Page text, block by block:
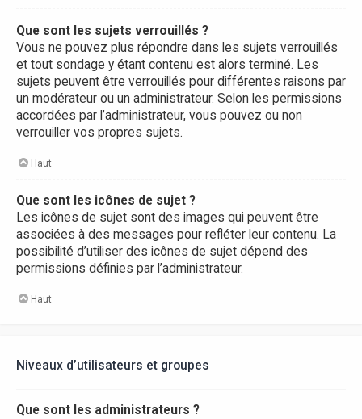
Que sont les sujets verrouillés ?
Vous ne pouvez plus répondre dans les sujets verrouillés
et tout sondage y étant contenu est alors terminé. Les
sujets peuvent être verrouillés pour différentes raisons par
un modérateur ou un administrateur. Selon les permissions
accordées par l’administrateur, vous pouvez ou non
verrouiller vos propres sujets.
Haut
Que sont les icônes de sujet ?
Les icônes de sujet sont des images qui peuvent être
associées à des messages pour refléter leur contenu. La
possibilité d’utiliser des icônes de sujet dépend des
permissions définies par l’administrateur.
Haut
Niveaux d’utilisateurs et groupes
Que sont les administrateurs ?